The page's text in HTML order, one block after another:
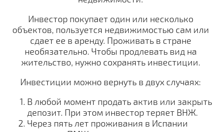
Инвестор покупает один или несколько
объектов, пользуется недвижимостью сам или
сдает ее в аренду. Проживать в стране
необязательно. Чтобы продлевать вид на
жительство, нужно сохранять инвестиции.
Инвестиции можно вернуть в двух случаях:
В любой момент продать актив или закрыть
депозит. При этом инвестор теряет ВНЖ.
Через пять лет проживания в Испании